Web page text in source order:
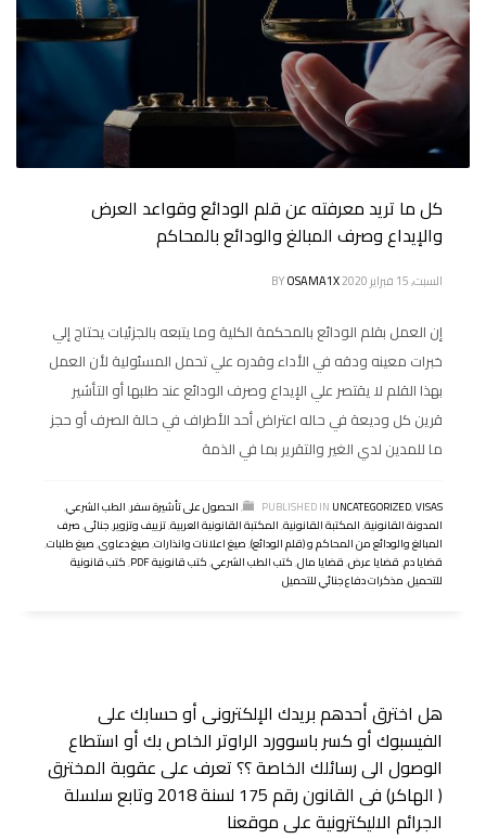
كل ما تريد معرفته عن قلم الودائع وقواعد العرض
والإيداع وصرف المبالغ والودائع بالمحاكم
السبت, 15 فبراير 2020 BYOSAMA1X
إن العمل بقلم الودائع بالمحكمة الكلية وما يتبعه بالجزئيات يحتاج إلي
خبرات معينه ودقه في الأداء وقدره علي تحمل المسئولية لأن العمل
بهذا القلم لا يقتصر علي الإيداع وصرف الودائع عند طلبها أو التأشير
قرين كل وديعة في حاله اعتراض أحد الأطراف في حالة الصرف أو حجز
ما للمدين لدي الغير والتقرير بما في الذمة
PUBLISHED IN UNCATEGORIZED,VISAS
,الحصول على تأشيرة سفر,الطب الشرعي,
المدونة القانونية,المكتبة القانونية,المكتبة القانونية العربية,تزييف وتزوير,جنائى,صرف
المبالغ والودائع من المحاكم و (قلم الودائع),صيغ اعلانات وانذارات,صيغ دعاوى,صيغ طلبات,
قضايا دم,قضايا عرض,قضايا مال,كتب الطب الشرعي,كتب قانونية PDF ,كتب قانونية
للتحميل,مذكرات دفاع جنائي للتحميل
هل اخترق أحدهم بريدك الإلكترونى أو حسابك على
الفيسبوك أو كسر باسوورد الراوتر الخاص بك أو استطاع
الوصول الى رسائلك الخاصة ؟؟ تعرف على عقوبة المخترق
( الهاكر) فى القانون رقم 175 لسنة 2018 وتابع سلسلة
الجرائم الاليكترونية على موقعنا